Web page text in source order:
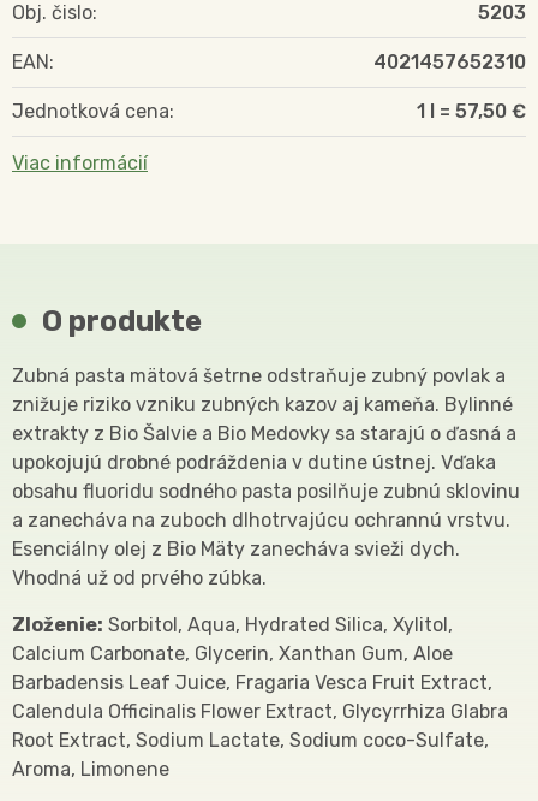
Obj. čislo: 5203
EAN: 4021457652310
Jednotková cena: 1 l = 57,50 €
Viac informácií
O produkte
Zubná pasta mätová šetrne odstraňuje zubný povlak a
znižuje riziko vzniku zubných kazov aj kameňa. Bylinné
extrakty z Bio Šalvie a Bio Medovky sa starajú o ďasná a
upokojujú drobné podráždenia v dutine ústnej. Vďaka
obsahu fluoridu sodného pasta posilňuje zubnú sklovinu
a zanecháva na zuboch dlhotrvajúcu ochrannú vrstvu.
Esenciálny olej z Bio Mäty zanecháva svieži dych.
Vhodná už od prvého zúbka.
Zloženie: Sorbitol, Aqua, Hydrated Silica, Xylitol,
Calcium Carbonate, Glycerin, Xanthan Gum, Aloe
Barbadensis Leaf Juice, Fragaria Vesca Fruit Extract,
Calendula Officinalis Flower Extract, Glycyrrhiza Glabra
Root Extract, Sodium Lactate, Sodium coco-Sulfate,
Aroma, Limonene